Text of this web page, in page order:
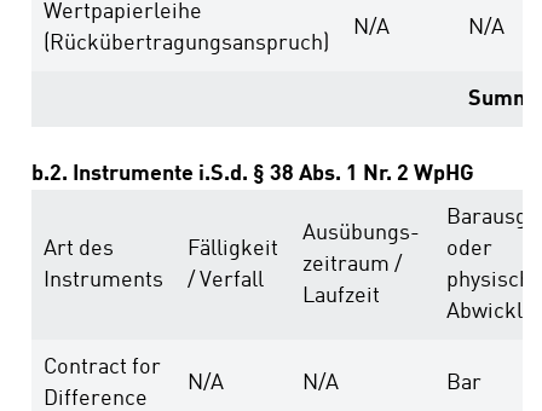
Wertpapierleihe
(Rückübertragungsanspruch)
N/A N/A
b.2. Instrumente i.S.d. § 38 Abs. 1 Nr. 2 WpHG
Art des
Instruments
Fälligkeit
/ Verfall
Ausübungs­
zeitraum /
Laufzeit
oder
physische
Contract for
Difference
N/A N/A Bar